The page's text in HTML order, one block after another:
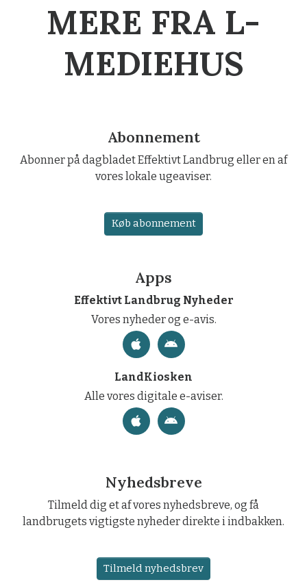
MERE FRA L-
MEDIEHUS
Abonnement
Abonner på dagbladet Effektivt Landbrug eller en af
vores lokale ugeaviser.
Køb abonnement
Apps
Effektivt Landbrug Nyheder
Vores nyheder og e-avis.
LandKiosken
Alle vores digitale e-aviser.
Nyhedsbreve
Tilmeld dig et af vores nyhedsbreve, og få
landbrugets vigtigste nyheder direkte i indbakken.
Tilmeld nyhedsbrev